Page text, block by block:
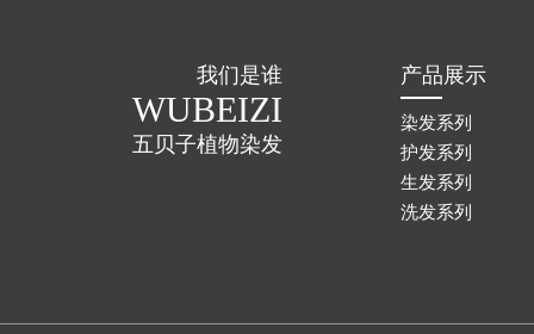
我们是谁
WUBEIZI
五贝子植物染发
产品展示
染发系列
护发系列
生发系列
洗发系列